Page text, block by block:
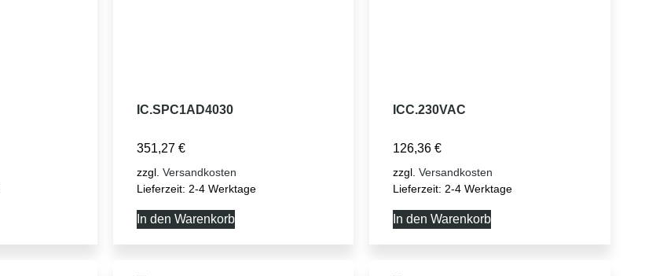
IC.SPC1AD4030
351,27 €
zzgl. Versandkosten
Lieferzeit: 2-4 Werktage
In den Warenkorb
ICC.230VAC
126,36€
zzgl.Versandkosten
Lieferzeit: 2-4 Werktage
In den Warenkorb